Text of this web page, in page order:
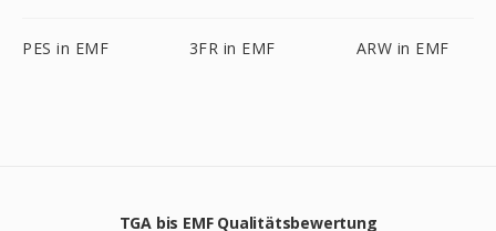
PES in EMF 3FR in EMF ARW in EMF
TGA bis EMF Qualitätsbewertung